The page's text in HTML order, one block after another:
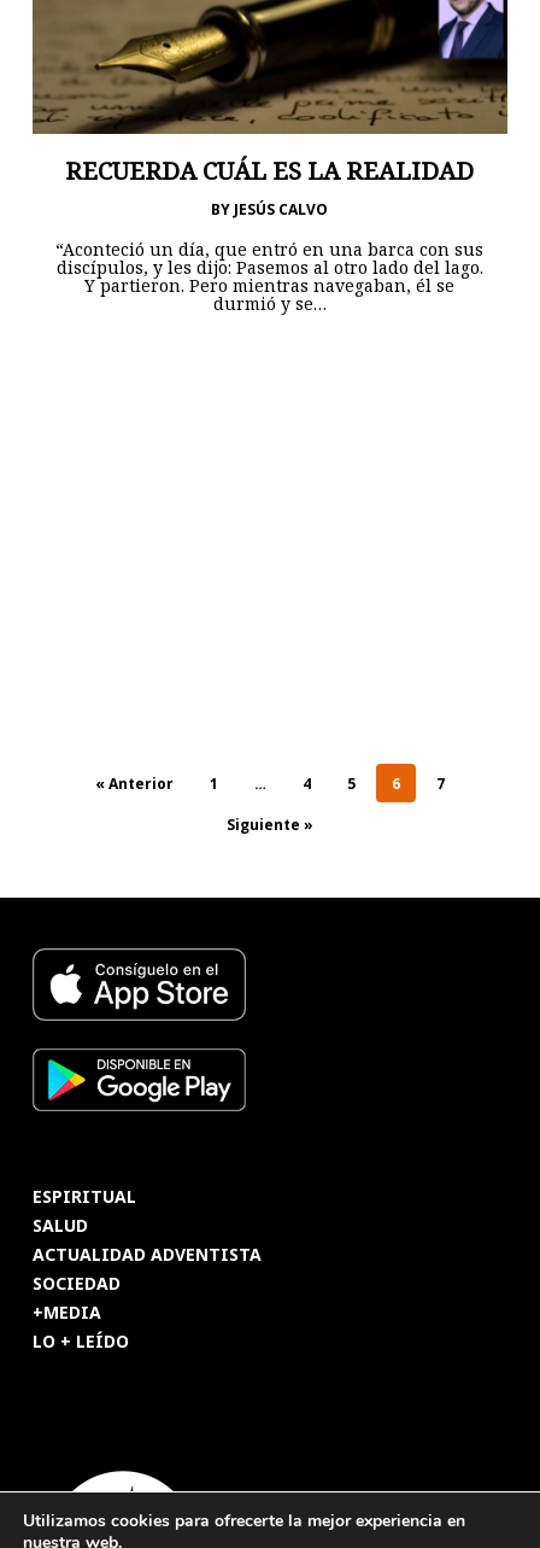
RECUERDA CUÁL ES LA REALIDAD
BY JESÚS CALVO
“Aconteció un día, que entró en una barca con sus
discípulos, y les dijo: Pasemos al otro lado del lago.
Y partieron. Pero mientras navegaban, él se
durmió y se…
« Anterior 1 … 4 5 6
7
Siguiente »
ESPIRITUAL
SALUD
ACTUALIDAD ADVENTISTA
SOCIEDAD
+MEDIA
LO + LEÍDO
Utilizamos cookies para ofrecerte la mejor experiencia en
nuestra web.